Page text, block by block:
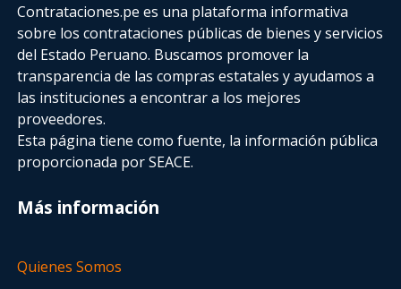
Contrataciones.pe es una plataforma informativa
sobre los contrataciones públicas de bienes y servicios
del Estado Peruano. Buscamos promover la
transparencia de las compras estatalesy ayudamos a
las instituciones a encontrar a los mejores
proveedores.
Esta página tiene como fuente, la información pública
proporcionada por SEACE.
Más información
Quienes Somos